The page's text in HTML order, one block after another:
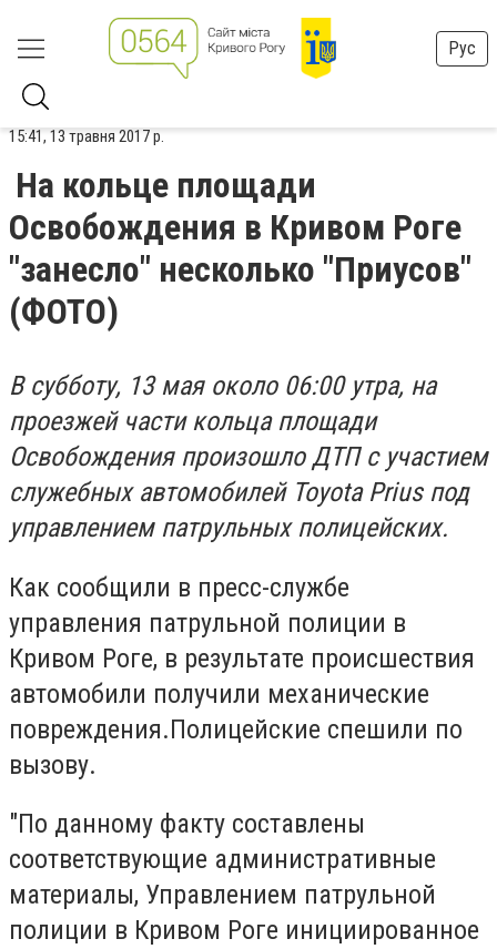
Рус
15:41, 13 травня 2017 р.
На кольце площади
Освобождения в Кривом Роге
"занесло" несколько "Приусов"
(ФОТО)
В субботу, 13 мая около 06:00 утра, на
проезжей части кольца площади
Освобождения произошло ДТП с участием
служебных автомобилей Toyota Prius под
управлением патрульных полицейских.
Как сообщили в пресс-службе
управления патрульной полиции в
Кривом Роге, в результате происшествия
автомобили получили механические
повреждения.Полицейские спешили по
вызову.
"По данному факту составлены
соответствующие административные
материалы, Управлением патрульной
полиции в Кривом Роге инициированное